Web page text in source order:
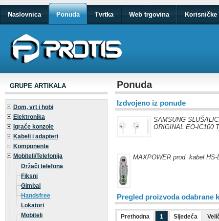
Naslovnica Ponuda Tvrtka Web trgovina Korisničke
GRUPE ARTIKALA
Dom, vrt i hobi
Elektronika
Igraće konzole
Kabeli i adapteri
Komponente
Mobiteli/Telefonija
Držači telefona
Fiksni
Gimbal
Handsfree
Lokatori
Mobiteli
Ponuda
Izdvojeno iz ponude
SAMSUNG
ORIGINAL EO-IC100
MAXPOWER prod. kabel HS-
Pregled proizvoda odabrane
Prethodna 1 Sljedeća